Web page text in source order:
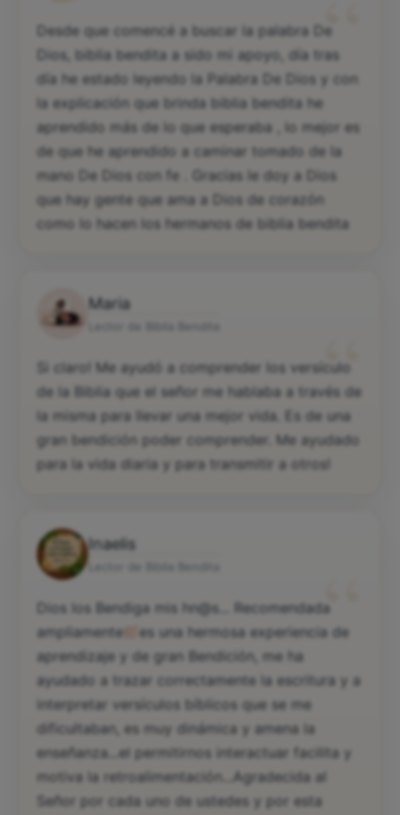
“
Desde que comencé a buscar la palabra De
Dios, biblia bendita a sido mi apoyo, día tras
día he estado leyendo la Palabra De Dios y con
la explicación que brinda biblia bendita he
aprendido más de lo que esperaba , lo mejor es
de que he aprendido a caminar tomado de la
mano De Dios con fe . Gracias le doy a Dios
que hay gente que ama a Dios de corazón
como lo hacen los hermanos de biblia bendita
Maria
“
Si claro! Me ayudó a comprender los versículo
de la Biblia que el señor me hablaba a través de
la misma para llevar una mejor vida. Es de una
gran bendición poder comprender. Me ayudado
para la vida diaria y para transmitir a otros!
Inaelis
“
Dios los Bendiga mis hn@s... Recomendada
ampliamente
es una hermosa experiencia de
aprendizaje y de gran Bendición, me ha
ayudado a trazar correctamente la escritura y a
interpretar versículos bíblicos que se me
dificultaban, es muy dinámica y amena la
enseñanza...el permitirnos interactuar facilita y
motiva la retroalimentación...Agradecida al
Señor por cada uno de ustedes y por esta